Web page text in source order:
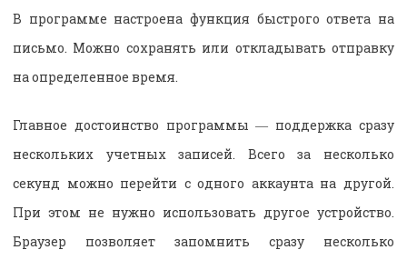
В программе настроена функция быстрого ответа на
письмо. Можно сохранять или откладывать отправку
на определенное время.
Главное достоинство программы ― поддержка сразу
нескольких учетных записей. Всего за несколько
секунд можно перейти с одного аккаунта на другой.
При этом не нужно использовать другое устройство.
Браузер позволяет запомнить сразу несколько